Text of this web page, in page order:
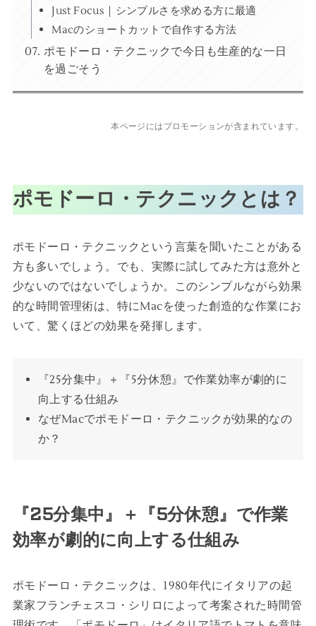
Just Focus｜シンプルさを求める方に最適
Macのショートカットで自作する方法
ポモドーロ・テクニックで今日も生産的な一日
を過ごそう
本ページにはプロモーションが含まれています。
ポモドーロ・テクニックとは？
ポモドーロ・テクニックという言葉を聞いたことがある
方も多いでしょう。でも、実際に試してみた方は意外と
少ないのではないでしょうか。このシンプルながら効果
的な時間管理術は、特にMacを使った創造的な作業にお
いて、驚くほどの効果を発揮します。
『25分集中』＋『5分休憩』で作業効率が劇的に
向上する仕組み
なぜMacでポモドーロ・テクニックが効果的なの
か？
『25分集中』＋『5分休憩』で作業
効率が劇的に向上する仕組み
ポモドーロ・テクニックは、1980年代にイタリアの起
業家フランチェスコ・シリロによって考案された時間管